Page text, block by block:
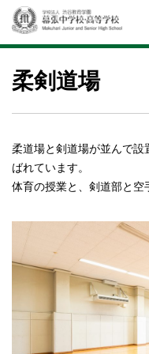
柔剣道場
柔道場と剣道場が並んで
ばれています。
体育の授業と、剣道部と空